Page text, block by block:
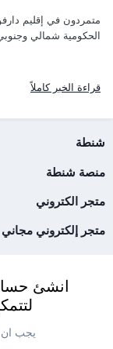
متمردون في إقليم
الحكومية شمالي وجنوبي
قراءة الخبر كاملاً
شنطة
منصة شنطة
متجر الكتروني
متجر إلكتروني مجاني
انشئ
يجب ان